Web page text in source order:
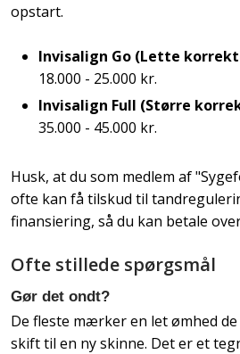
opstart.
Invisalign Go (Lette
18.000 - 25.000 kr.
Invisalign Full (Større
35.000 - 45.000 kr.
Husk, at du som medlem af
ofte kan få tilskud til
finansiering, så du kan betale
Ofte stillede spørgsmål
Gør det ondt?
De fleste mærker en let ømhed
skift til en ny skinne. Det er et